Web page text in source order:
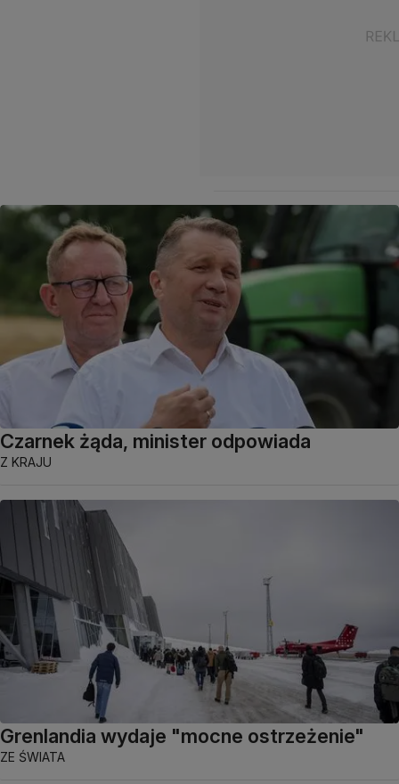
Czarnek żąda, minister odpowiada
Z KRAJU
Grenlandia wydaje "mocne ostrzeżenie"
ZE ŚWIATA